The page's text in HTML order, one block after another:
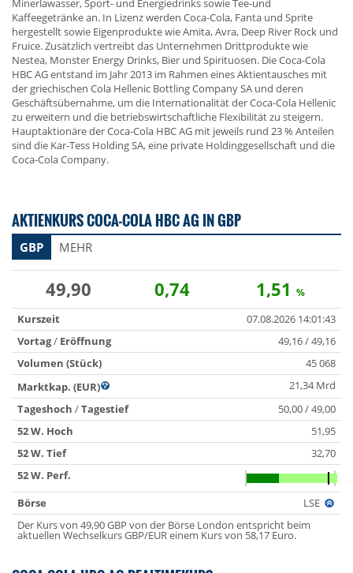
Minerlawasser, Sport- und Energiedrinks sowie Tee-und
Kaffeegetränke an. In Lizenz werden Coca-Cola, Fanta und Sprite
hergestellt sowie Eigenprodukte wie Amita, Avra, Deep River Rock und
Fruice. Zusätzlich vertreibt das Unternehmen Drittprodukte wie
Nestea, Monster Energy Drinks, Bier und Spirituosen. Die Coca-Cola
HBC AG entstand im Jahr 2013 im Rahmen eines Aktientausches mit
der griechischen Cola Hellenic Bottling Company SA und deren
Geschäftsübernahme, um die Internationalität der Coca-Cola Hellenic
zu erweitern und die betriebswirtschaftliche Flexibilität zu steigern.
Hauptaktionäre der Coca-Cola HBC AG mit jeweils rund 23 % Anteilen
sind die Kar-Tess Holding SA, eine private Holdinggesellschaft und die
Coca-Cola Company.
AKTIENKURS COCA-COLA HBC AG IN GBP
GBP MEHR
49,90 0,74 1,51 %
Kurszeit
07.08.2026 14:01:43
Vortag/ Eröffnung
49,16 / 49,16
Volumen (Stück)
45 068
Marktkap. (EUR)
21,34 Mrd
Tageshoch /Tagestief
50,00 / 49,00
52 W. Hoch
51,95
52 W. Tief
32,70
52 W. Perf.
Börse
LSE
Der Kurs von 49,90 GBP von der Börse London entspricht beim
aktuellen Wechselkurs GBP/EUR einem Kurs von 58,17 Euro.